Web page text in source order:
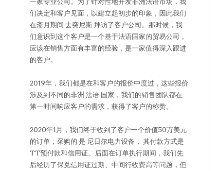
们决定和客户见面，以建立起初步的印象，因此我们
在斋月期间 去突尼斯 拜访了客户公司。那时候，我
们意识到这个客户是一个基于法语国家的贸易公司，
应该在销售方面有丰富的经验，是一家值得深入跟进
的客户。
2019年，我们都是在和客户的报价中度过，这些报价
涉及到不同的非洲 法语 国家，我们的销售团队都在
第一时间响应客户的需求，获得了客户的称赞。
2020年1月，我们终于收到了客户一个价值50万美元
的订单，采购的 是 尼日尔电力设备， 其付款方式是
TT预付款和信用证。后面在订单执行期间，我们先
后经历了保兑信用证过期、中间行收费高等问题，但